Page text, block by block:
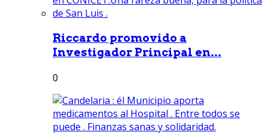
Riccardo promovido a
Investigador Principal en...
0